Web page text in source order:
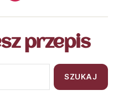
przepis